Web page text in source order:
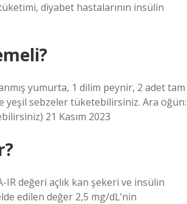
diyabet hastalarının insülin
yumurta, 1 dilim peynir, 2 adet tam
yeşil sebzeler tüketebilirsiniz. Ara öğün:
21 Kasım 2023
IR değeri açlık kan şekeri ve insülin
edilen değer 2,5 mg/dL’nin